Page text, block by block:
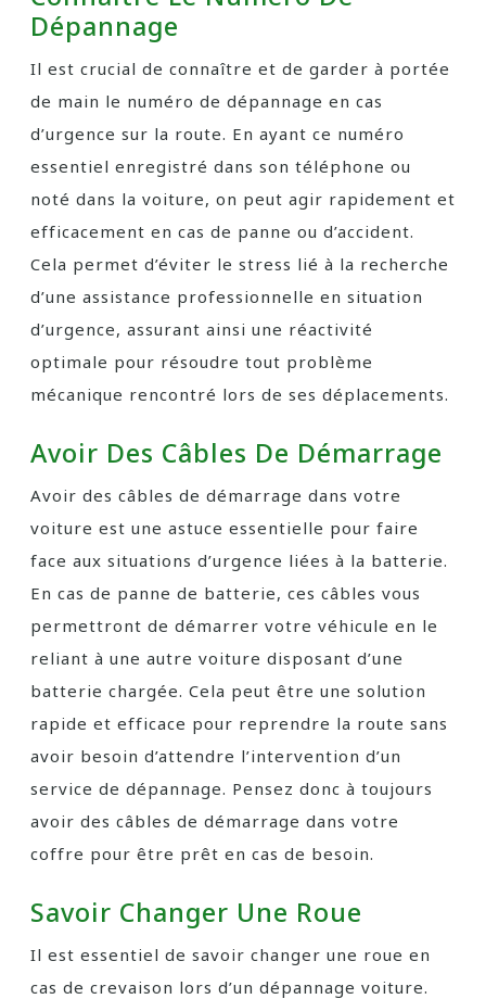
Dépannage
Il est crucial de connaître et de garder à portée
de main le numéro de dépannage en cas
d’urgence sur la route. En ayant ce numéro
essentiel enregistré dans son téléphone ou
noté dans la voiture, on peut agir rapidement et
efficacement en cas de panne ou d’accident.
Cela permet d’éviter le stress lié à la recherche
d’une assistance professionnelle en situation
d’urgence, assurant ainsi une réactivité
optimale pour résoudre tout problème
mécanique rencontré lors de ses déplacements.
Avoir Des Câbles De Démarrage
Avoir des câbles de démarrage dans votre
voiture est une astuce essentielle pour faire
face aux situations d’urgence liées à la batterie.
En cas de panne de batterie, ces câbles vous
permettront de démarrer votre véhicule en le
reliant à une autre voiture disposant d’une
batterie chargée. Cela peut être une solution
rapide et efficace pour reprendre la route sans
avoir besoin d’attendre l’intervention d’un
service de dépannage. Pensez donc à toujours
avoir des câbles de démarrage dans votre
coffre pour être prêt en cas de besoin.
Savoir Changer Une Roue
Il est essentiel de savoir changer une roue en
cas de crevaison lors d’un dépannage voiture.